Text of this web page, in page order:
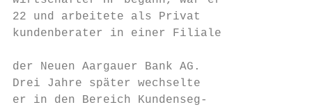
22 und arbeitete als Privat­
kundenberater in einer Filiale
der Neuen Aargauer Bank AG.
Drei Jahre später wechselte
er in den Bereich Kundenseg-